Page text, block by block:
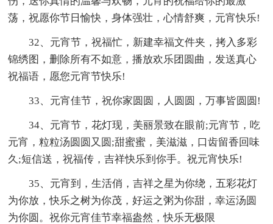
荡，祝愿你节日愉快，身体强壮，心情舒爽，元宵快乐!
32、元宵节，祝福忙，新建幸福文件夹，拷入多彩
锦绣图，删除所有不如意，播放欢乐团圆曲，发送真心
祝福语，愿您元宵节快乐!
33、元宵佳节，祝你家圆圆，人圆圆，万事皆圆圆!
34、元宵节，花灯现，美丽景致在眼前;元宵节，吃
元宵，粒粒汤圆圆又圆;甜蜜蜜，美滋滋，口齿留香回味
久;短信送，祝福传，吉祥快乐到你手。祝元宵快乐!
35、元宵到，生活俏，吉祥之星为你绕，五彩花灯
为你放，快乐之树为你茂，好运之粥为你甜，幸运汤圆
为你圆。祝你元宵佳节幸福盎然，快乐无极限